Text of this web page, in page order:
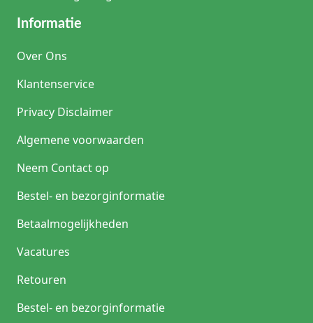
Informatie
Over Ons
Klantenservice
Privacy Disclaimer
Algemene voorwaarden
Neem Contact op
Bestel- en bezorginformatie
Betaalmogelijkheden
Vacatures
Retouren
Bestel- en bezorginformatie